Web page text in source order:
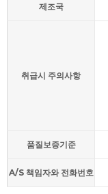
제조국
취급시 주의사항
품질보증기준
A/S 책임자와 전화번호